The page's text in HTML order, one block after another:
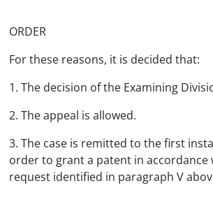
ORDER
For these reasons, it is decided that:
1. The decision of the Examining
2. The appeal is allowed.
3. The case is remitted to the first
order to grant a patent in accordance
request identified in paragraph V